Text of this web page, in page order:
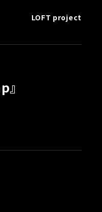
LOFT project